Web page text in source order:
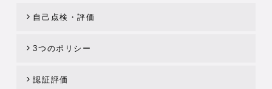
自己点検・評価
3つのポリシー
認証評価